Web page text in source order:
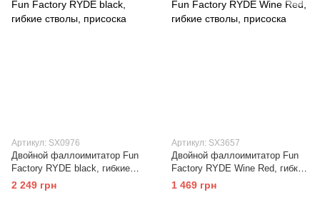
Артикул: SX0976
Двойной фаллоимитатор Fun
Factory RYDE black, гибкие
стволы, присоска
2 249 грн
Артикул: SX3657
Двойной фаллоимитатор Fun
Factory RYDE Wine Red, гибкие
стволы, присоска
1 469 грн